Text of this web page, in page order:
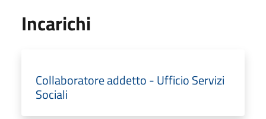
Incarichi
Collaboratore addetto - Ufficio Servizi
Sociali